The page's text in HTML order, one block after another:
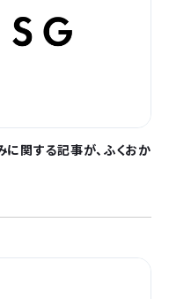
関する記事が、ふくおか